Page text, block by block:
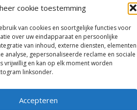
cookie toestemming
van cookies en soortgelijke functies voor
over uw eindapparaat en persoonlijke
van inhoud, externe diensten, elementen
analyse, gepersonaliseerde reclame en sociale
vrijwillig en kan op elk moment worden
linksonder.
Accepteren
Vrouwenakker,Waverveen
UithoornenDe Kwakel.
Contact
Andere uitgaven
Bezorgklacht
Vacatures
Voorwaarden
Privacyverklaring